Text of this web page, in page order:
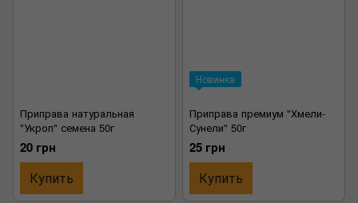
Приправа натуральная
"Укроп" семена 50г
20 грн
Купить
Новинка
Приправа премиум "Хмели-
Сунели" 50г
25 грн
Купить